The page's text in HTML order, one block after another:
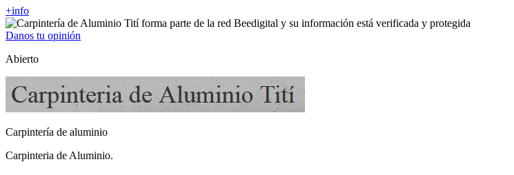
+info
Danos tu opinión
Abierto
Carpintería de aluminio
Carpinteria de Aluminio.